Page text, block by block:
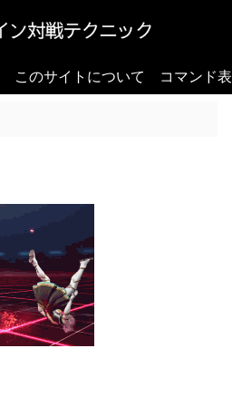
このサイトについて コマンド